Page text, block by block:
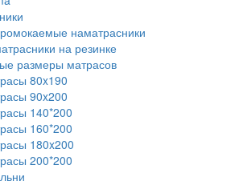
наматрасники
на резинке
размеры матрасов
80x190
90x200
140*200
160*200
180x200
200*200